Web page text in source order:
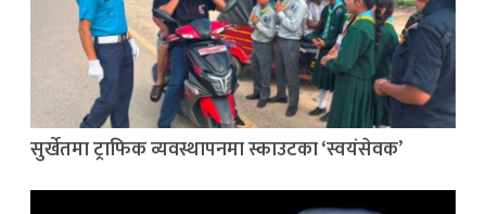
सुर्खेतमा ट्राफिक व्यवस्थापनमा स्काउटका ‘स्वयंसेवक’